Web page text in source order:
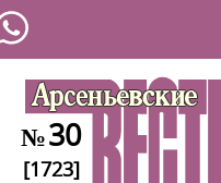
№30
[1723]